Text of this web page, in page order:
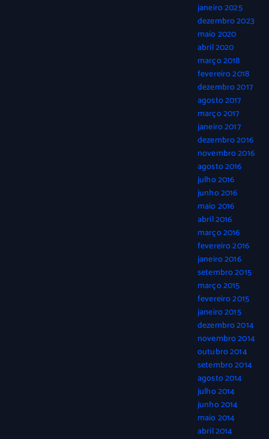
janeiro 2025
dezembro 2023
maio 2020
abril 2020
março 2018
fevereiro 2018
dezembro 2017
agosto 2017
março 2017
janeiro 2017
dezembro 2016
novembro 2016
agosto 2016
julho 2016
junho 2016
maio 2016
abril 2016
março 2016
fevereiro 2016
janeiro 2016
setembro 2015
março 2015
fevereiro 2015
janeiro 2015
dezembro 2014
novembro 2014
outubro 2014
setembro 2014
agosto 2014
julho 2014
junho 2014
maio 2014
abril 2014